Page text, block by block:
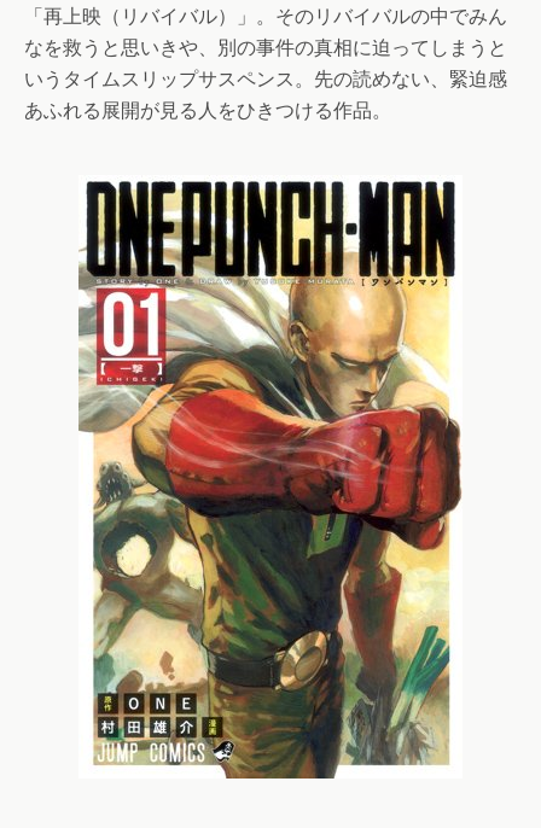
「再上映（リバイバル）」。そのリバイバルの中でみん
なを救うと思いきや、別の事件の真相に迫ってしまうと
いうタイムスリップサスペンス。先の読めない、緊迫感
あふれる展開が見る人をひきつける作品。